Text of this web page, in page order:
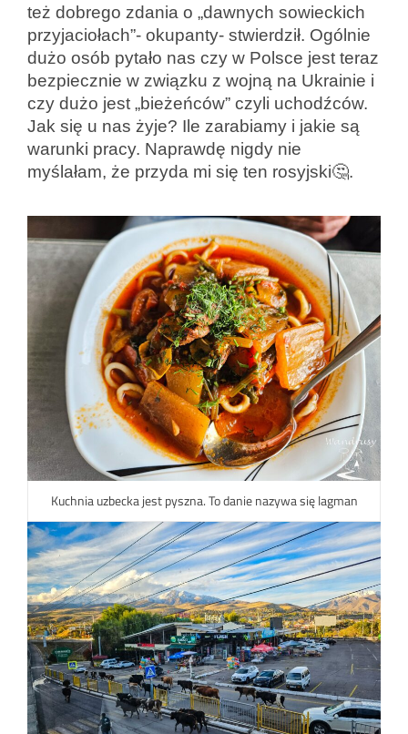
też dobrego zdania o „dawnych sowieckich
przyjaciołach”- okupanty- stwierdził. Ogólnie
dużo osób pytało nas czy w Polsce jest teraz
bezpiecznie w związku z wojną na Ukrainie i
czy dużo jest „bieżeńców” czyli uchodźców.
Jak się u nas żyje? Ile zarabiamy i jakie są
warunki pracy. Naprawdę nigdy nie
myślałam, że przyda mi się ten rosyjski🤔.
Kuchnia uzbecka jest pyszna. To danie nazywa się lagman